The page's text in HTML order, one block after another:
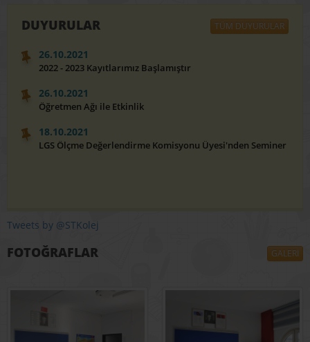
DUYURULAR TÜM DUYURULAR
26.10.2021
2022 - 2023 Kayıtlarımız Başlamıştır
26.10.2021
Öğretmen Ağı ile Etkinlik
18.10.2021
LGS Ölçme Değerlendirme Komisyonu Üyesi'nden Seminer
Tweets by @STKolej
FOTOĞRAFLAR GALERİ